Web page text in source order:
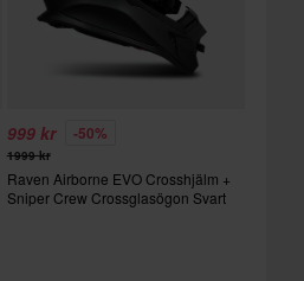
999 kr -50%
1999 kr
Raven Airborne EVO Crosshjälm +
Sniper Crew Crossglasögon Svart